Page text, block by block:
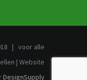
| voor alle
| Website
DesignSupply